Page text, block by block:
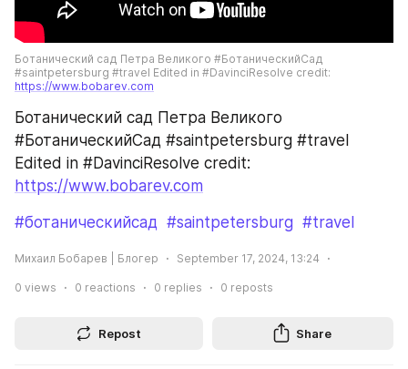
Ботанический сад Петра Великого #БотаническийСад
https://www.bobarev.com
Ботанический сад Петра Великого
#БотаническийСад #saintpetersburg #travel
https://www.bobarev.com
#ботаническийсад #saintpetersburg #travel
Михаил Бобарев | Блогер September 17, 2024, 13:24
0 views 0 reactions 0 replies 0 reposts
Repost Share